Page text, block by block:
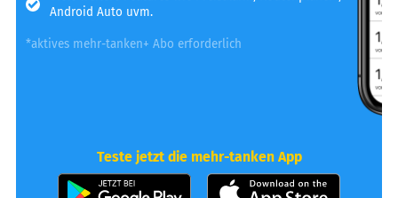
Android Auto uvm.
*aktives mehr-tanken+ Abo erforderlich
Teste jetzt die mehr-tanken App